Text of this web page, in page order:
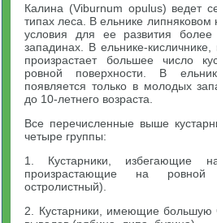
Калина (Viburnum opulus) ведет
типах леса. В ельнике липняковом
условия для ее развития
западинах. В ельнике-
произрастает большее число
ровной поверхности. В
появляется только в молодых
до 10-летнего возраста.
Все перечисленные выше
четыре группы:
1. Кустарники, избегающие
произрастающие на ровной
остролистный).
2. Кустарники, имеющие большую